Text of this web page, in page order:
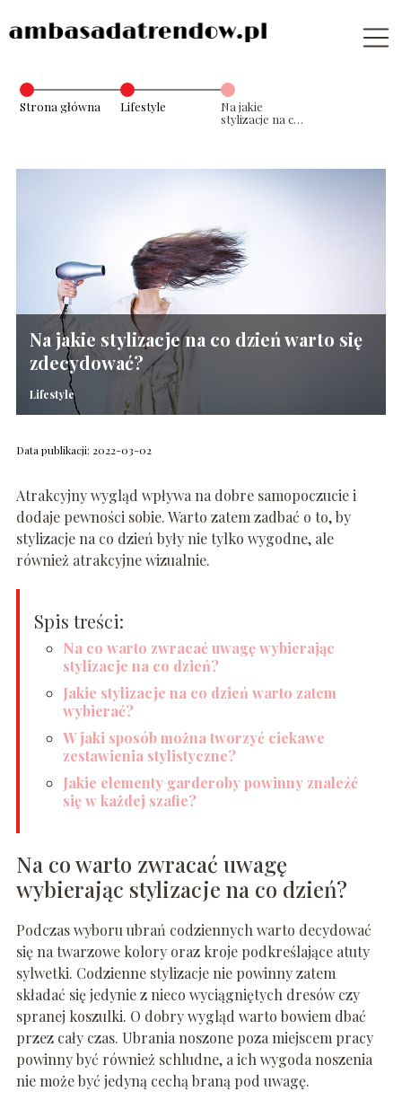
Strona główna Lifestyle
Na jakie
stylizacje na co
Na jakie stylizacje na co dzień warto się
zdecydować?
Lifestyle
Data publikacji: 2022-03-02
Atrakcyjny wygląd wpływa na dobre samopoczucie i
dodaje pewności sobie. Warto zatem zadbać o to, by
stylizacje na co dzień były nie tylko wygodne, ale
również atrakcyjne wizualnie.
Spis treści:
Na co warto zwracać uwagę wybierając
stylizacje na co dzień?
Jakie stylizacje na co dzień warto zatem
wybierać?
W jaki sposób można tworzyć ciekawe
zestawienia stylistyczne?
Jakie elementy garderoby powinny znaleźć
się w każdej szafie?
Na co warto zwracać uwagę
wybierając stylizacje na co dzień?
Podczas wyboru ubrań codziennych warto decydować
się na twarzowe kolory oraz kroje podkreślające atuty
sylwetki. Codzienne stylizacje nie powinny zatem
składać się jedynie z nieco wyciągniętych dresów czy
spranej koszulki. O dobry wygląd warto bowiem dbać
przez cały czas. Ubrania noszone poza miejscem pracy
powinny być również schludne, a ich wygoda noszenia
nie może być jedyną cechą braną pod uwagę.